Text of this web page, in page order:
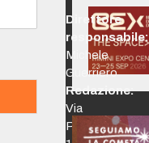
Direttore
responsabile:
Michele
Guerriero
Redazione:
Via
Po,